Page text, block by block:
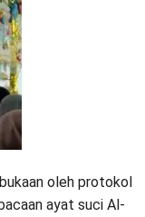
oleh protokol
ayat suci Al-